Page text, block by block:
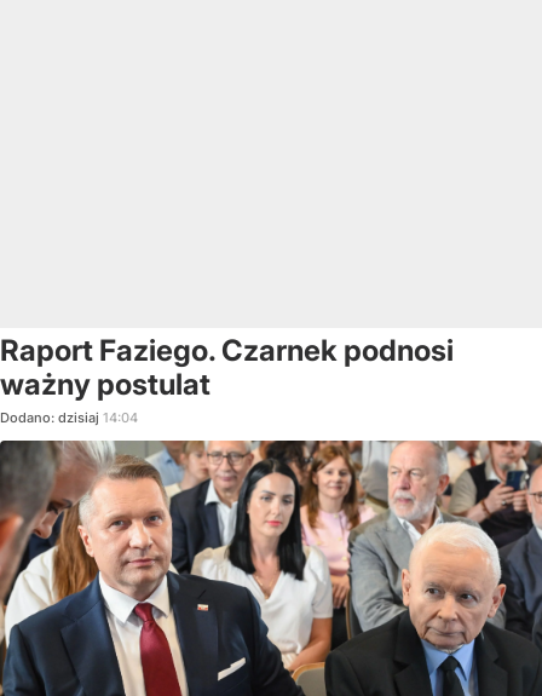
Raport Faziego. Czarnek podnosi
ważny postulat
Dodano: dzisiaj 14:04